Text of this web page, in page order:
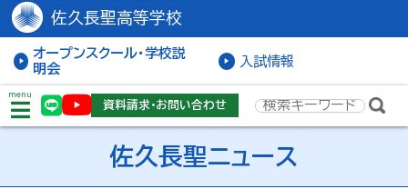
佐久長聖高等学校
オープンスクール・学校説
明会
入試情報
menu
資料請求・お問い合わせ
佐久長聖ニュース